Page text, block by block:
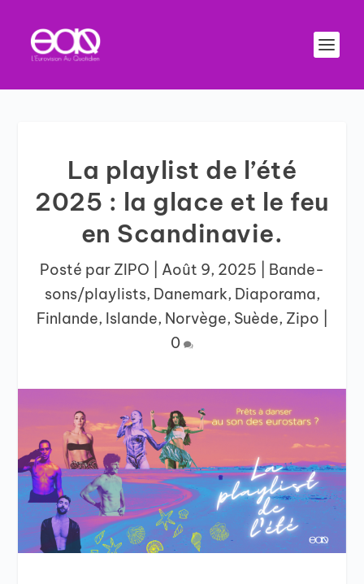
La playlist de l’été
2025 : la glace et le feu
en Scandinavie.
Posté par ZIPO Août 9, 2025
Bande-
sons/playlists, Danemark, Diaporama,
Finlande, Islande, Norvège, Suède, Zipo
0